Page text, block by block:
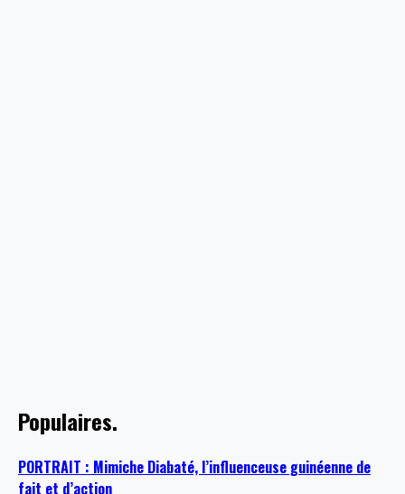
Populaires.
PORTRAIT : Mimiche Diabaté, l’influenceuse guinéenne de
fait et d’action